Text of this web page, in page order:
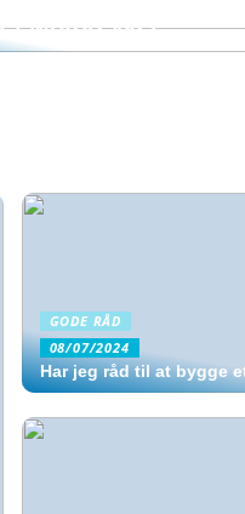
Motorcykel
GODE RÅD
08/07/2024
Har jeg råd til at bygge